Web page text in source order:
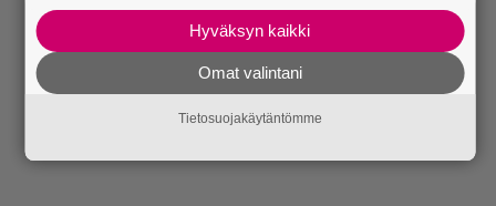
Hyväksyn kaikki
Omat valintani
Tietosuojakäytäntömme